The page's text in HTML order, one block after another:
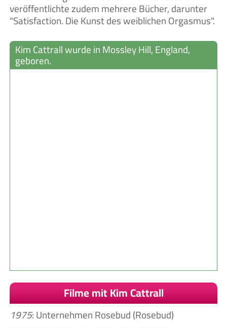
veröffentlichte zudem mehrere Bücher, darunter
"Satisfaction. Die Kunst des weiblichen Orgasmus".
Kim Cattrall wurde in Mossley Hill, England,
geboren.
Filme mit Kim Cattrall
1975: Unternehmen Rosebud (Rosebud)